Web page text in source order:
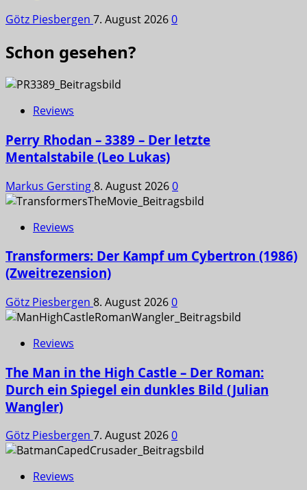
Götz Piesbergen 7. August 20260
Schon gesehen?
Reviews
Perry Rhodan – 3389 – Der letzte
Mentalstabile (Leo Lukas)
Markus Gersting8. August 20260
Reviews
Transformers: Der Kampf um Cybertron (1986)
(Zweitrezension)
Götz Piesbergen 8. August 20260
Reviews
The Man in the High Castle – Der Roman:
Durch ein Spiegel ein dunkles Bild (Julian
Wangler)
Götz Piesbergen 7. August 20260
Reviews